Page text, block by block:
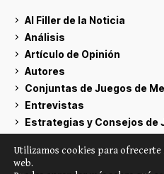
Al Filler de la Noticia
Análisis
Artículo de Opinión
Autores
Conjuntas de Juegos de
Entrevistas
Estrategias y Consejos de
Fase de Regreso
Utilizamos cookies para
web.